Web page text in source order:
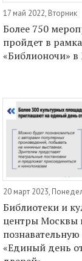
17 май 2022, Вторник
Более 750
пройдет в
«Библионочи» в
20 март 2023,
Библиотеки и
центры Москвы
«Единый день